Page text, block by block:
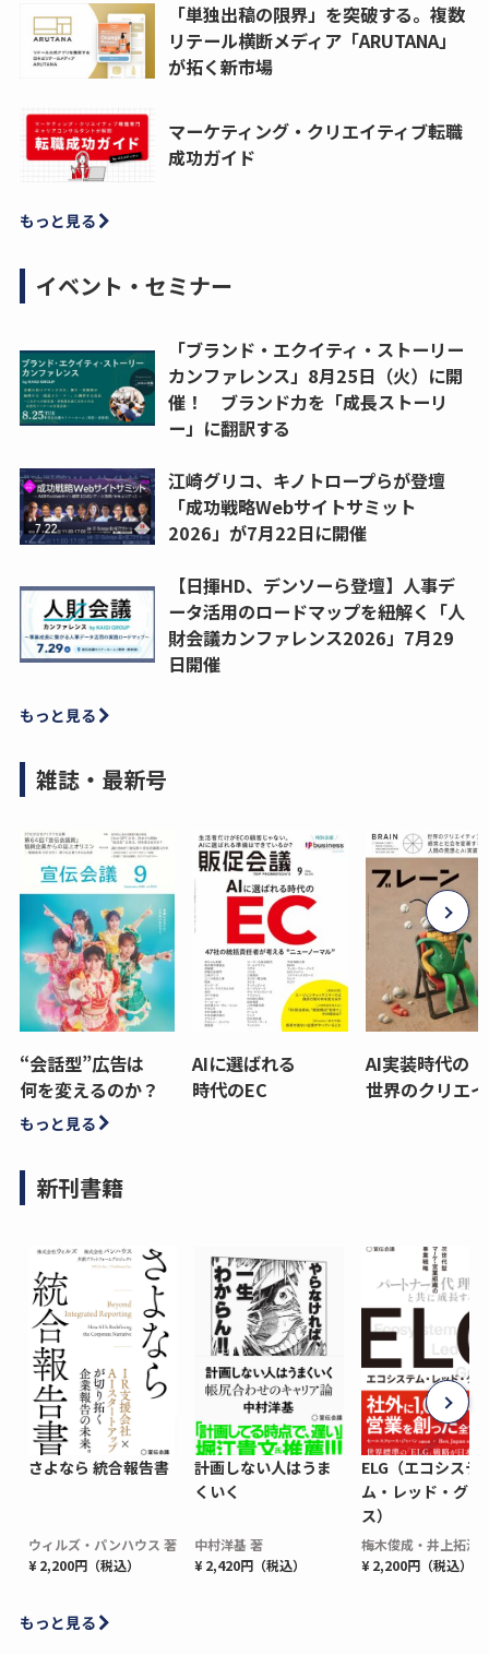
「単独出稿の限界」を突破する。複数
リテール横断メディア「ARUTANA」
が拓く新市場
マーケティング・クリエイティブ転職
成功ガイド
もっと見る
イベント・セミナー
「ブランド・エクイティ・ストーリー
カンファレンス」8月25日（火）に開
催！ ブランド力を「成長ストーリ
ー」に翻訳する
江崎グリコ、キノトロープらが登壇
「成功戦略Webサイトサミット
2026」が7月22日に開催
【日揮HD、デンソーら登壇】人事デ
ータ活用のロードマップを紐解く「人
財会議カンファレンス2026」7月29
日開催
もっと見る
雑誌・最新号
“会話型”広告は
何を変えるのか？
AIに選ばれる
時代のEC
AI実装時代の
世界のクリエ
もっと見る
新刊書籍
さよなら 統合報告書
ウィルズ・パンハウス 著
¥ 2,200円（税込）
計画しない人はうま
くいく
中村洋基 著
¥ 2,420円（税込）
ELG（エコシステ
ム・レッド・グロ
ス）
梅木俊成・井上拓海
¥ 2,200円（税込）
もっと見る